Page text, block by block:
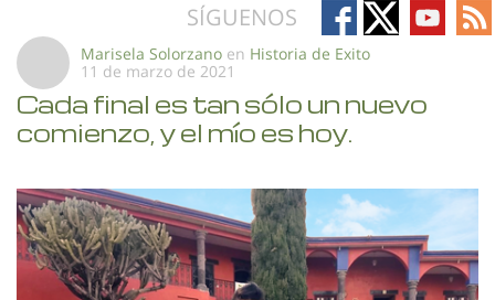
SÍGUENOS
Follow
on
Follow
on
Follow
on
on
Marisela Solorzano en Historia de Exito
11 de marzo de 2021
Cada final es tan sólo un nuevo
comienzo, y el mío es hoy.